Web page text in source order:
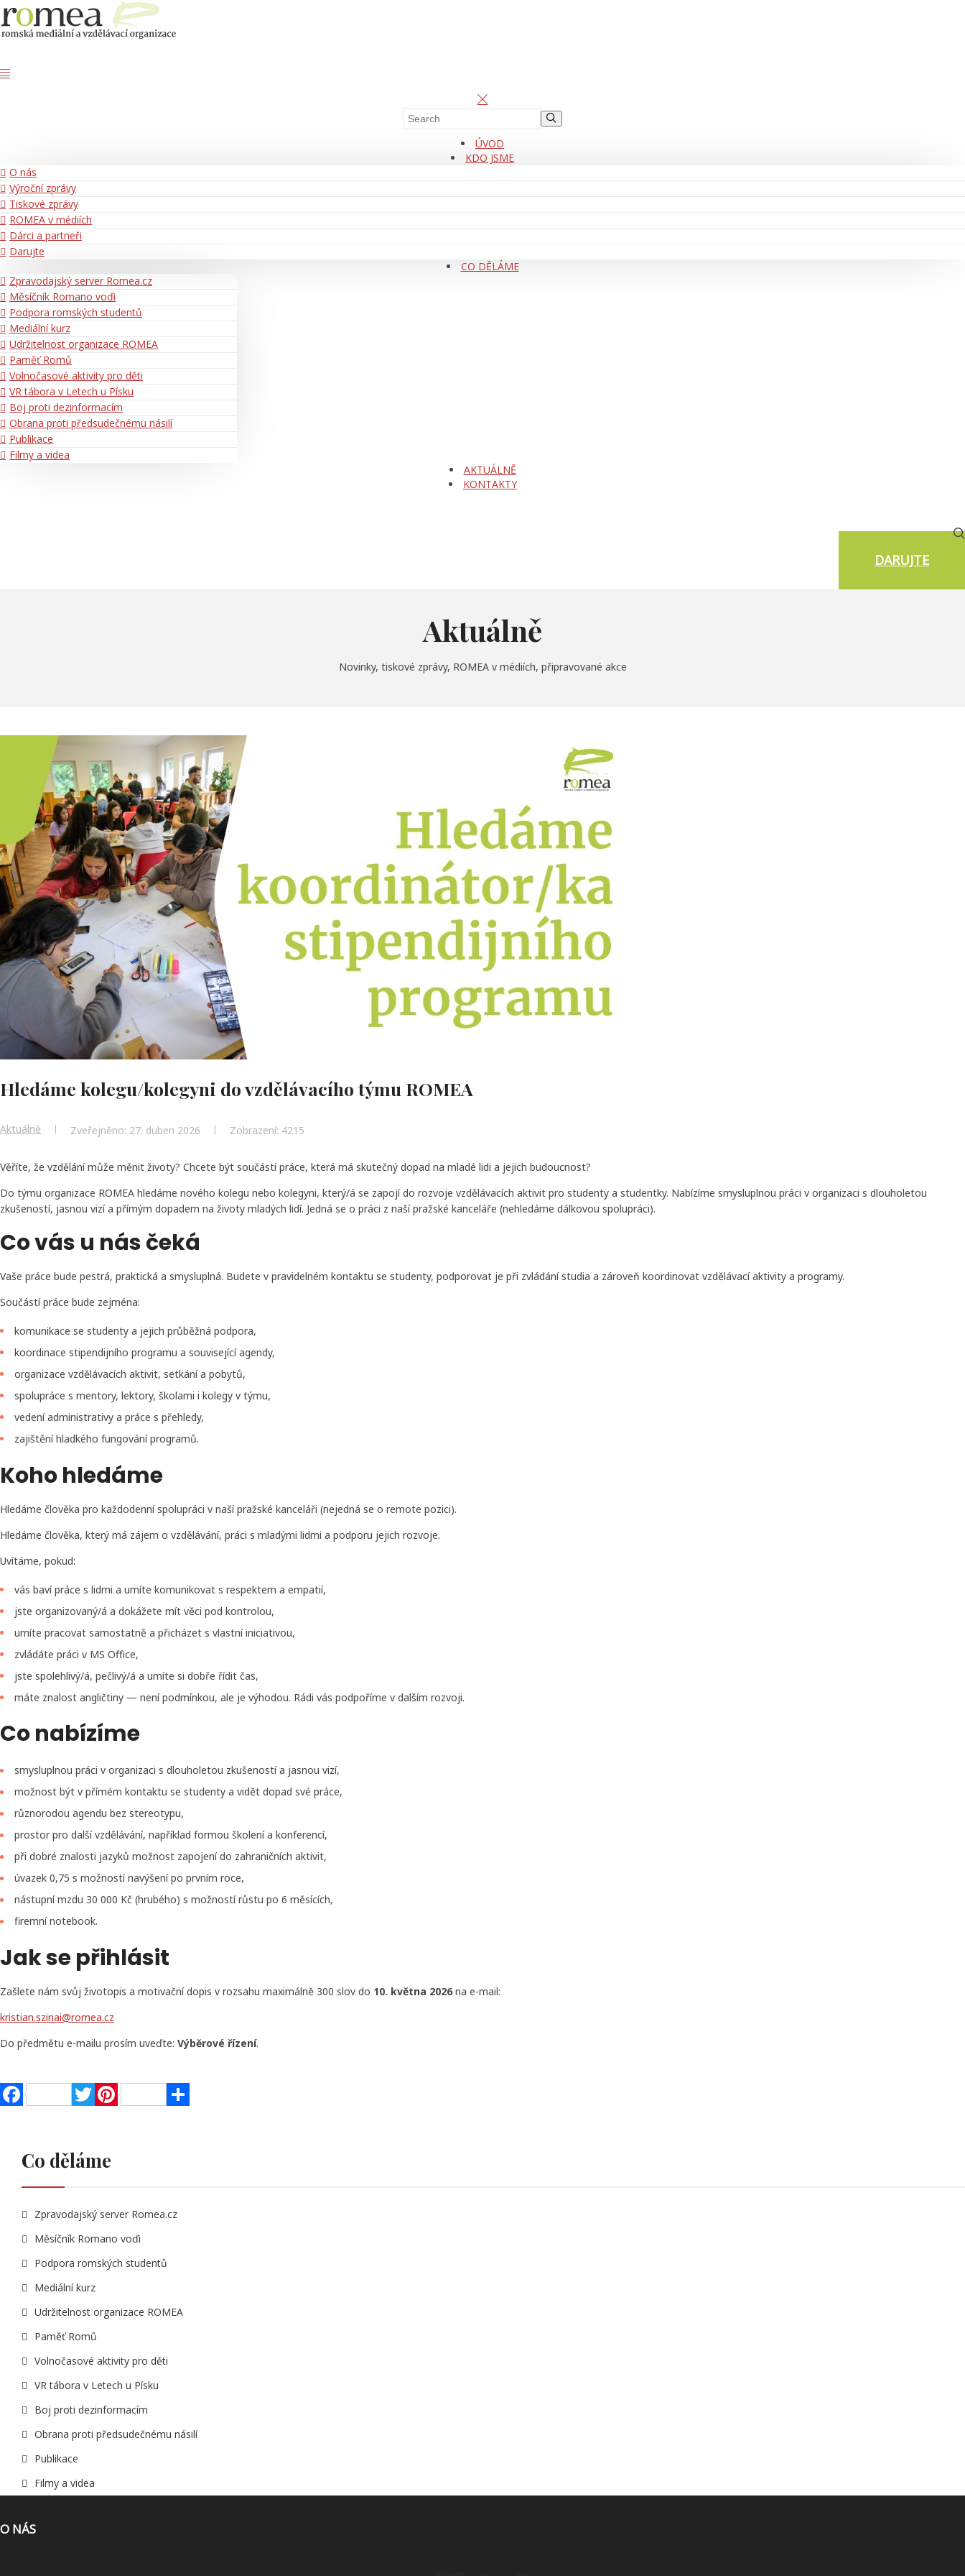
ÚVOD
KDO JSME
O nás
Výroční zprávy
Tiskové zprávy
ROMEA v médiích
Dárci a partneři
Darujte
CO DĚLÁME
Zpravodajský server Romea.cz
Měsíčník Romano voďi
Podpora romských studentů
Mediální kurz
Udržitelnost organizace ROMEA
Paměť Romů
Volnočasové aktivity pro děti
VR tábora v Letech u Písku
Boj proti dezinformacím
Obrana proti předsudečnému násilí
Publikace
Filmy a videa
AKTUÁLNĚ
KONTAKTY
DARUJTE
Aktuálně
Novinky, tiskové zprávy, ROMEA v médiích, připravované akce
Hledáme kolegu/kolegyni do vzdělávacího týmu ROMEA
Aktuálně Zveřejněno: 27. duben 2026 Zobrazení: 4215
Věříte, že vzdělání může měnit životy? Chcete být součástí práce, která má skutečný dopad na mladé lidi a jejich budoucnost?
Do týmu organizace ROMEA hledáme nového kolegu nebo kolegyni, který/á se zapojí do rozvoje vzdělávacích aktivit pro studenty a studentky. Nabízíme smysluplnou práci v organizaci s dlouholetou
zkušeností, jasnou vizí a přímým dopadem na životy mladých lidí. Jedná se o práci z naší pražské kanceláře (nehledáme dálkovou spolupráci).
Co vás u nás čeká
Vaše práce bude pestrá, praktická a smysluplná. Budete v pravidelném kontaktu se studenty, podporovat je při zvládání studia a zároveň koordinovat vzdělávací aktivity a programy.
Součástí práce bude zejména:
komunikace se studenty a jejich průběžná podpora,
koordinace stipendijního programu a související agendy,
organizace vzdělávacích aktivit, setkání a pobytů,
spolupráce s mentory, lektory, školami i kolegy v týmu,
vedení administrativy a práce s přehledy,
zajištění hladkého fungování programů.
Koho hledáme
Hledáme člověka pro každodenní spolupráci v naší pražské kanceláři (nejedná se o remote pozici).
Hledáme člověka, který má zájem o vzdělávání, práci s mladými lidmi a podporu jejich rozvoje.
Uvítáme, pokud:
vás baví práce s lidmi a umíte komunikovat s respektem a empatií,
jste organizovaný/á a dokážete mít věci pod kontrolou,
umíte pracovat samostatně a přicházet s vlastní iniciativou,
zvládáte práci v MS Office,
jste spolehlivý/á, pečlivý/á a umíte si dobře řídit čas,
máte znalost angličtiny — není podmínkou, ale je výhodou. Rádi vás podpoříme v dalším rozvoji.
Co nabízíme
smysluplnou práci v organizaci s dlouholetou zkušeností a jasnou vizí,
možnost být v přímém kontaktu se studenty a vidět dopad své práce,
různorodou agendu bez stereotypu,
prostor pro další vzdělávání, například formou školení a konferencí,
při dobré znalosti jazyků možnost zapojení do zahraničních aktivit,
úvazek 0,75 s možností navýšení po prvním roce,
nástupní mzdu 30 000 Kč (hrubého) s možností růstu po 6 měsících,
firemní notebook.
Jak se přihlásit
Zašlete nám svůj životopis a motivační dopis v rozsahu maximálně 300 slov do 10. května 2026na e-mail:
kristian.szinai@romea.cz
Do předmětu e-mailu prosím uveďte: Výběrové řízení.
Co děláme
Zpravodajský server Romea.cz
Měsíčník Romano voďi
Podpora romských studentů
Mediální kurz
Udržitelnost organizace ROMEA
Paměť Romů
Volnočasové aktivity pro děti
VR tábora v Letech u Písku
Boj proti dezinformacím
Obrana proti předsudečnému násilí
Publikace
Filmy a videa
O NÁS